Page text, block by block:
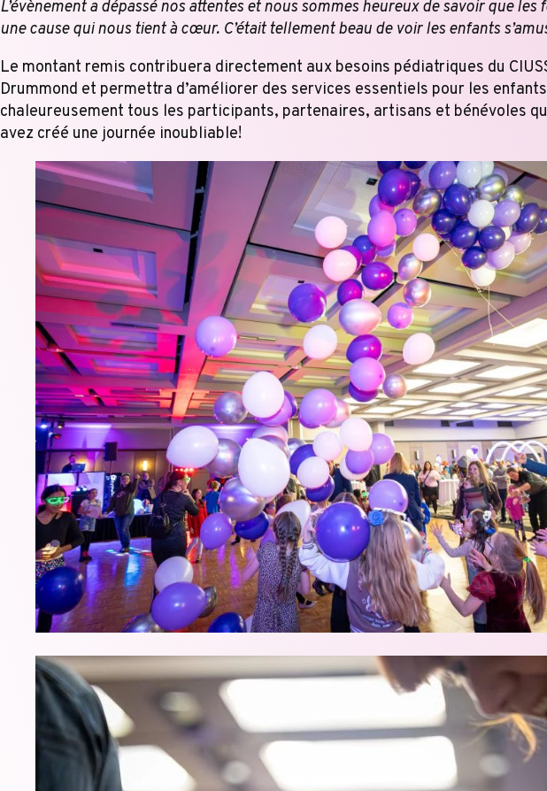
L’évènement a dépassé nos attentes et nous sommes heureux de savoir que
une cause qui nous tient à cœur. C’était tellement beau de voir les enfants
Le montant remis contribuera directement aux besoins pédiatriques du
Drummond et permettra d’améliorer des services essentiels pour les
chaleureusement tous les participants, partenaires, artisans et bénévoles
avez créé une journée inoubliable!